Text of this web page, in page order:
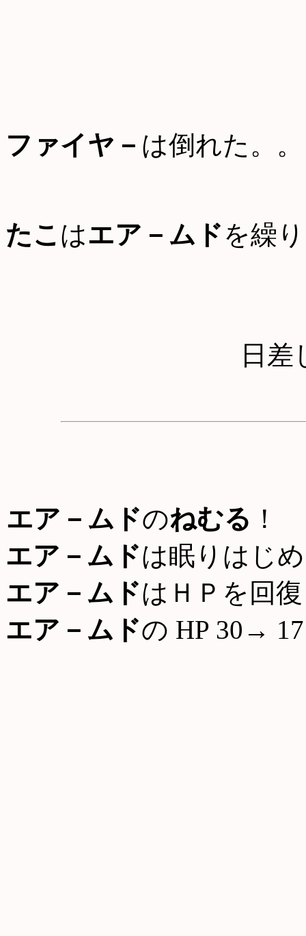
ファイヤ－ は倒れた。。
たこ はエア－ムドを繰
日差
エア－ムドのねむる ！
エア－ムドは眠りはじ
エア－ムドはＨＰを回
エア－ムドの HP 30→